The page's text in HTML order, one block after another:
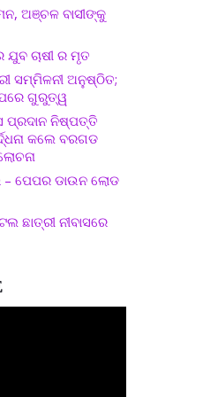
ଅଞ୍ଚଳ ବାସୀଙ୍କୁ
ଯୁବ ଚାଷୀ ର ମୃତ
ସମ୍ମିଳନୀ ଅନୁଷ୍ଠିତ;
ଗୁରୁତ୍ୱ
ପ୍ରଦାନ ନିଷ୍ପତ୍ତି
କଲେ ବରଗଡ
ପେପର ଡାଉନ ଲୋଡ
ଛାତ୍ରୀ ନୀବାସରେ